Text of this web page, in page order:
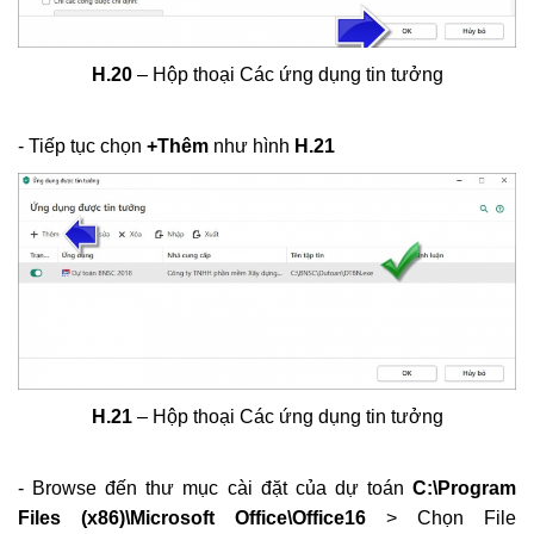
H.20 – Hộp thoại Các ứng dụng tin tưởng
- Tiếp tục chọn +Thêm như hình H.21
H.21 – Hộp thoại Các ứng dụng tin tưởng
- Browse đến thư mục cài đặt của dự toán C:\Program
Files (x86)\Microsoft Office\Office16 > Chọn File